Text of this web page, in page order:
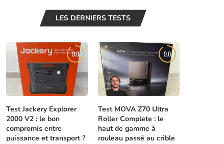
LES DERNIERS TESTS
9.0
Test Jackery Explorer
2000 V2 : le bon
compromis entre
puissance et transport ?
9.0
Test MOVA Z70 Ultra
Roller Complete : le
haut de gamme à
rouleau passé au crible